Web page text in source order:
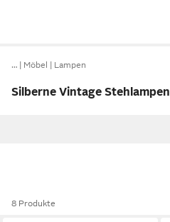
… Möbel Lampen
Silberne Vintage Stehlampen
8 Produkte